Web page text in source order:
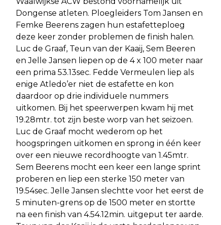
Dongense atleten. Ploegleiders Tom Jansen en
Femke Beerens zagen hun estafetteploeg
deze keer zonder problemen de finish halen.
Luc de Graaf, Teun van der Kaaij, Sem Beeren
en Jelle Jansen liepen op de 4 x 100 meter naar
een prima 53.13sec. Fedde Vermeulen liep als
enige Atledo’er niet de estafette en kon
daardoor op drie individuele nummers
uitkomen. Bij het speerwerpen kwam hij met
19.28mtr. tot zijn beste worp van het seizoen.
Luc de Graaf mocht wederom op het
hoogspringen uitkomen en sprong in één keer
over een nieuwe recordhoogte van 1.45mtr.
Sem Beerens mocht een keer een lange sprint
proberen en liep een sterke 150 meter van
19.54sec. Jelle Jansen slechtte voor het eerst de
5 minuten-grens op de 1500 meter en stortte
na een finish van 4.54.12min. uitgeput ter aarde.